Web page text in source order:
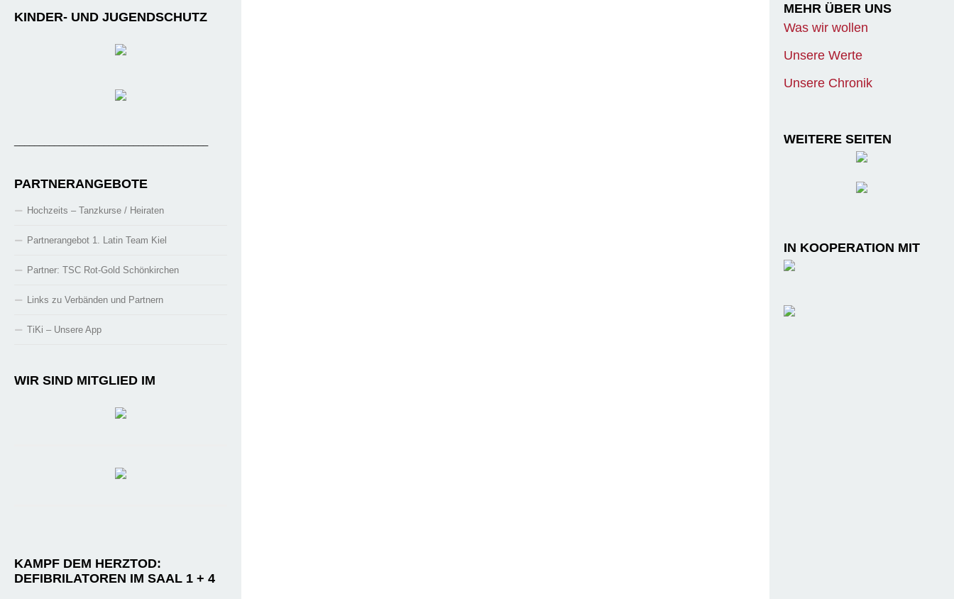
KINDER- UND JUGENDSCHUTZ
PARTNERANGEBOTE
Hochzeits – Tanzkurse / Heiraten
Partnerangebot 1. Latin Team Kiel
Partner: TSC Rot-Gold Schönkirchen
Links zu Verbänden und Partnern
TiKi – Unsere App
WIR SIND MITGLIED IM
KAMPF DEM HERZTOD:
DEFIBRILATOREN IM SAAL 1 + 4
MEHR ÜBER UNS
Was wir wollen
Unsere Werte
Unsere Chronik
WEITERE SEITEN
IN KOOPERATION MIT